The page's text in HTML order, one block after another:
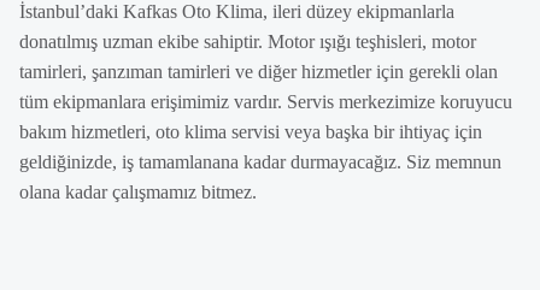
İstanbul’daki Kafkas Oto Klima, ileri düzey ekipmanlarla
donatılmış uzman ekibe sahiptir. Motor ışığı teşhisleri, motor
tamirleri, şanzıman tamirleri ve diğer hizmetler için gerekli olan
tüm ekipmanlara erişimimiz vardır. Servis merkezimize koruyucu
bakım hizmetleri, oto klima servisi veya başka bir ihtiyaç için
geldiğinizde, iş tamamlanana kadar durmayacağız. Siz memnun
olana kadar çalışmamız bitmez.